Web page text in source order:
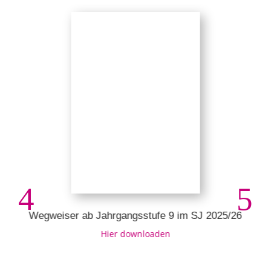
Wegweiser ab Jahrgangsstufe 9 im SJ 2025/26
Hier downloaden